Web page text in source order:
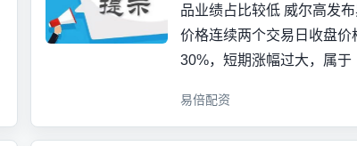
品业绩占比较低 威尔高发
价格连续两个交易日收盘价
30%，短期涨幅过大，属于
易倍配资